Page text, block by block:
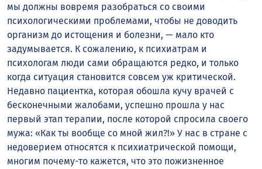
мы должны вовремя разобраться со своими
психологическими проблемами, чтобы не доводить
организм до истощения и болезни, — мало кто
задумывается. К сожалению, к психиатрам и
психологам люди сами обращаются редко, и только
когда ситуация становится совсем уж критической.
Недавно пациентка, которая обошла кучу врачей с
бесконечными жалобами, успешно прошла у нас
первый этап терапии, после которой спросила своего
мужа: «Как ты вообще со мной жил?!» У нас в стране с
недоверием относятся к психиатрической помощи,
многим почему-то кажется, что это пожизненное